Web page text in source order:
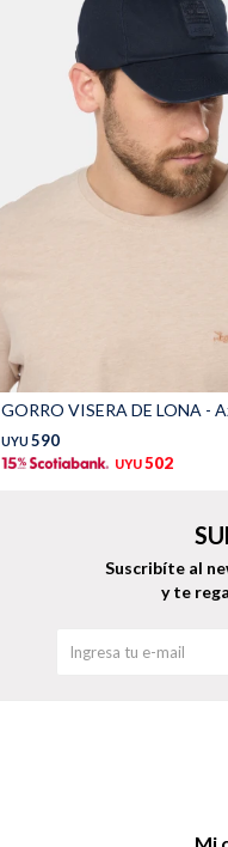
GORRO VISERA DE LONA -
UYU 590
UYU502
Suscribíte al
y te